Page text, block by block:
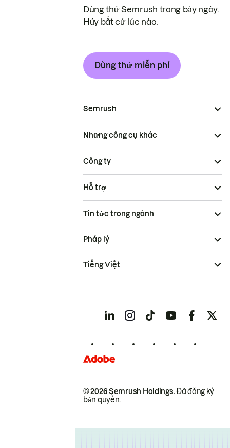
Dùng thử Semrush trong bảy ngày.
Hủy bất cứ lúc nào.
Dùng thử miễn phí
Semrush
Những công cụ khác
Công ty
Hỗ trợ
Tin tức trong ngành
© 2026 Semrush Holdings.Đã đăng ký
bản quyền.
Pháp lý
Tiếng Việt